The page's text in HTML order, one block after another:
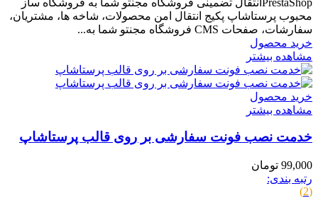
محبوب پرستاشاپ پکیج انتقال امن محصولات، شاخه ها، مشتریان،
سفارشات، صفحات CMS فروشگاه مجنتو شما به...
خرید محصول
مشاهده بیشتر
خرید محصول
مشاهده بیشتر
خدمت نصب فونت سفارشی بر روی قالب پرستاشاپ
99,000 تومان
رتبه بندی:
(2)